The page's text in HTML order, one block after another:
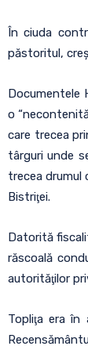
În ciuda
păstoritul,
Documentele
o
care trecea
târguri unde
trecea drumul
Bistriţei.
Datorită
răscoală
autorităţilor
Topliţa era în